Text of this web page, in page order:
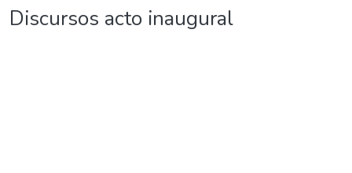
Discursos acto inaugural